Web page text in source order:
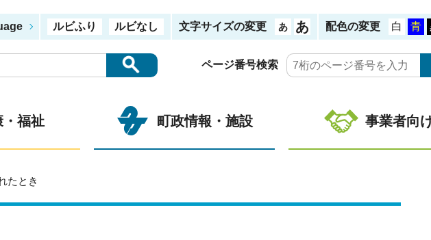
ルビふり ルビなし 文字サイズの変更 配色の変更
ページ番号検索
・福祉 町政情報・施設 事業者向
たとき